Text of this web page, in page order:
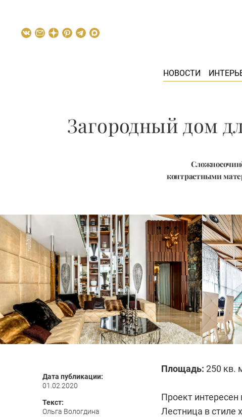
НОВОСТИ
Загородный дом
контрастными
Дата публикации:
01.02.2020
Текст:
Ольга Вологдина
Площадь: 250 кв.
Проект
Лестница в стиле